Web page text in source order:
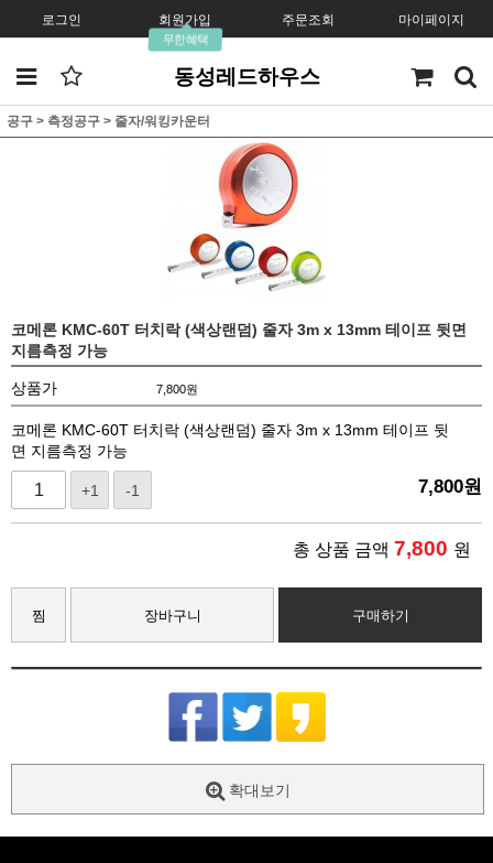
로그인 회원가입
무한혜택
주문조회 마이페이지
동성레드하우스
공구 > 측정공구 > 줄자/워킹카운터
코메론 KMC-60T 터치락 (색상랜덤) 줄자 3m x 13mm 테이프 뒷면
지름측정 가능
상품가 7,800원
코메론 KMC-60T 터치락 (색상랜덤) 줄자 3m x 13mm 테이프 뒷
면 지름측정 가능
+1 -1 7,800원
총 상품 금액 7,800 원
찜 장바구니 구매하기
확대보기